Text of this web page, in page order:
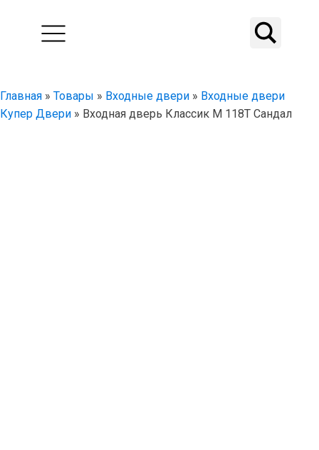
Главная » Товары » Входные двери » Входные двери
Купер Двери » Входная дверь Классик М 118Т Сандал